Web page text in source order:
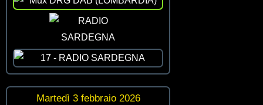
Martedì 3 febbraio 2026